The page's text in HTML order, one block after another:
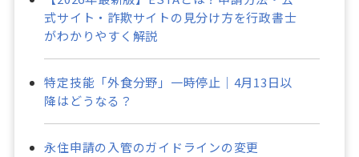
式サイト・詐欺サイトの見分け方を行政書士
がわかりやすく解説
特定技能「外食分野」一時停止｜4月13日以
降はどうなる？
永住申請の入管のガイドラインの変更